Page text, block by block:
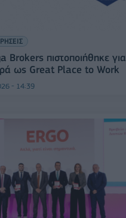
Brokers πιστοποιήθηκε για
ως Great Place to Work
- 14:39